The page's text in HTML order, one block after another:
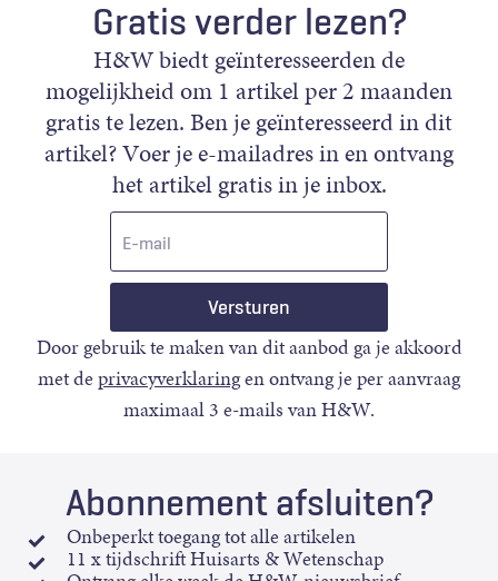
Gratis verder lezen?
H&W biedt geïnteresseerden de
mogelijkheid om 1 artikel per 2 maanden
gratis te lezen. Ben je geïnteresseerd in dit
artikel? Voer je e-mailadres in en ontvang
het artikel gratis in je inbox.
Door gebruik te maken van dit aanbod ga je akkoord
met deprivacyverklaringen ontvang je per aanvraag
maximaal 3 e-mails van H&W.
Abonnement afsluiten?
Onbeperkt toegang tot alle artikelen
11 x tijdschrift Huisarts & Wetenschap